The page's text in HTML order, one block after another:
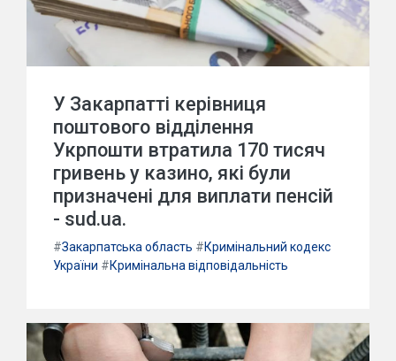
У Закарпатті керівниця
поштового відділення
Укрпошти втратила 170 тисяч
гривень у казино, які були
призначені для виплати пенсій
- sud.ua.
#Закарпатська область #Кримінальний кодекс
України #Кримінальна відповідальність